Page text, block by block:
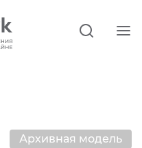
Архивная модель